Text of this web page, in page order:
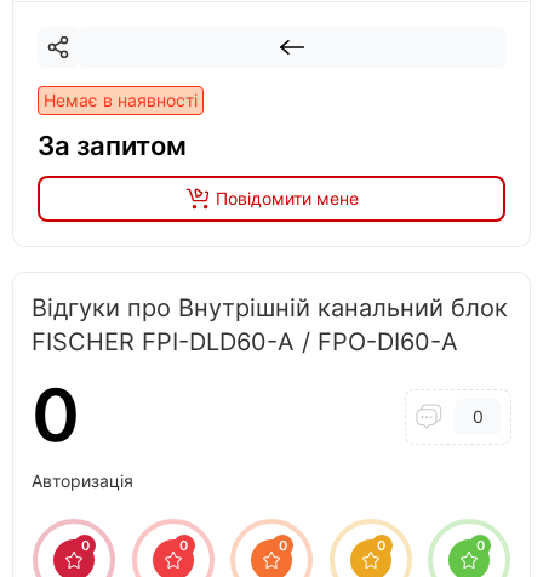
Немає в наявності
За запитом
Повідомити мене
Відгуки про Внутрішній канальний блок
FISCHER FPI-DLD60-A / FPO-DI60-A
0 0
Авторизація
0 0 0 0 0